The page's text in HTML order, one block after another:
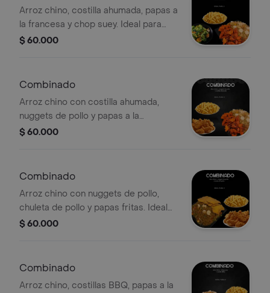
Arroz chino, costilla ahumada, papas a
la francesa y chop suey. Ideal para
compartir.
$ 60.000
Combinado
Arroz chino con costilla ahumada,
nuggets de pollo y papas a la
francesa. Ideal para 2 personas.
$ 60.000
Combinado
Arroz chino con nuggets de pollo,
chuleta de pollo y papas fritas. Ideal
para 2 personas.
$ 60.000
Combinado
Arroz chino, costillas BBQ, papas a la